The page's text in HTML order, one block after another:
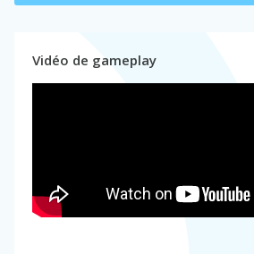
Vidéo de gameplay